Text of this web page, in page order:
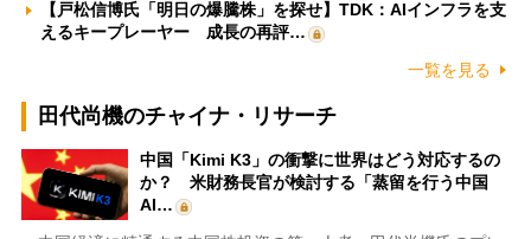
【戸松信博氏「明日の爆騰株」を探せ】TDK：AIインフラを支
えるキープレーヤー 成長の再評…
一覧を見る
田代尚機のチャイナ・リサーチ
中国「Kimi K3」の衝撃に世界はどう対応するの
か？ 米財務長官が検討する「蒸留を行う中国
AI…